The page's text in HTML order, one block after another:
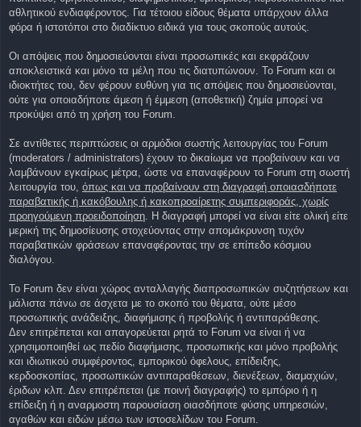
αθλητικού ενδιαφέροντος. Για τέτοιου είδους θέματα υπάρχουν άλλα
φόρα ή ιστοτόποι στο διαδίκτυο ειδικά για τους σκοπούς αυτούς.
Οι απόψεις που δημοσιεύονται είναι προσωπικές και εκφράζουν
αποκλειστικά και μόνο τα μέλη που τις διατυπώνουν. Το Forum και οι
ιδιοκτήτες του, δεν φέρουν ευθύνη για τις απόψεις που δημοσιεύονται,
ούτε για οποιαδήποτε άμεση ή έμμεση (αποθετική) ζημία μπορεί να
προκύψει από τη χρήση του Forum.
Σε αντίθετες περιπτώσεις οι αρμόδιοι σωστής λειτουργίας του Forum
(moderators / administrators) έχουν το δικαίωμα να προβαίνουν και να
λαμβάνουν εγκαίρως μέτρα, ώστε να επαναφέρουν το Forum στη σωστή
λειτουργία του, όπως και να προβαίνουν στη διαγραφή οποιασδήποτε
παραβατικής ή κακόβουλης ή κακοπροαίρετης συμπεριφοράς, χωρίς
προηγούμενη προειδοποίηση. Η διαγραφή μπορεί να είναι είτε ολική είτε
μερική της δημοσίευσης στοχεύοντας στην απομάκρυνση τυχόν
παραβατικών φράσεων επαναφέροντας την σε επίπεδο κόσμιου
διαλόγου.
To Forum δεν είναι χώρος ανταλλαγής διαπροσωπικών συζητήσεων και
μάλιστα πάνω σε άσχετα με το σκοπό του θέματα, ούτε μέσο
προσωπικής ανάδειξης, διαφήμισης ή προβολής ή αντιπαράθεσης.
Δεν επιτρέπεται και απαγορεύεται ρητά τo Forum να είναι ή να
χρησιμοποιηθεί ως πεδίο διαφήμισης, προσωπικής και μόνο προβολής
και ιδιωτικού συμφέροντος, εμπορικού όφελους, επίδειξης,
κερδοσκοπίας, προσωπικών αντιπαραθέσεων, διενέξεων, διαμαχιών,
έριδων κλπ. Δεν επιτρέπεται (με ποινή διαγραφής) το εμπόριο ή η
επίδειξη ή η αναρμοστη παρουσίαση οιασδήποτε φύσης υπηρεσιών,
αγαθών και ειδών μέσω των ιστοσελίδων του Forum.